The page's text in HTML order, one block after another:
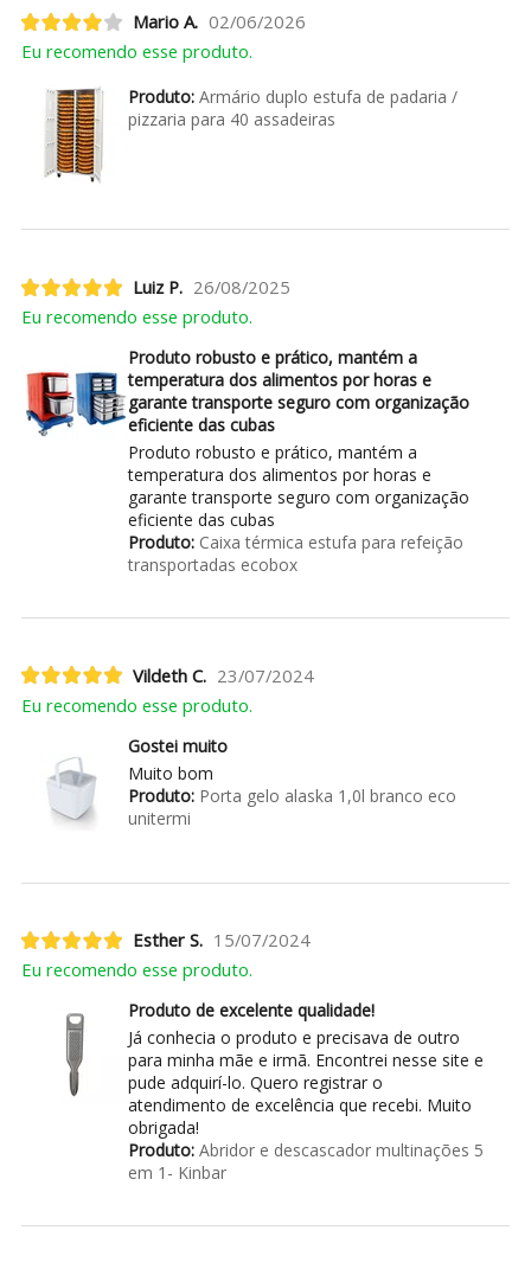
Mario A. 02/06/2026
Eu recomendo esse produto.
Produto:Armário duplo estufa de padaria /
pizzaria para 40 assadeiras
Luiz P. 26/08/2025
Eu recomendo esse produto.
Produto robusto e prático, mantém a
temperatura dos alimentos por horas e
garante transporte seguro com organização
eficiente das cubas
Produto robusto e prático, mantém a
temperatura dos alimentos por horas e
garante transporte seguro com organização
eficiente das cubas
Produto:Caixa térmica estufa para refeição
transportadas ecobox
Vildeth C. 23/07/2024
Eu recomendo esse produto.
Gostei muito
Muito bom
Produto:Porta gelo alaska 1,0l branco eco
unitermi
Esther S. 15/07/2024
Eu recomendo esse produto.
Produto de excelente qualidade!
Já conhecia o produto e precisava de outro
para minha mãe e irmã. Encontrei nesse site e
pude adquirí-lo. Quero registrar o
atendimento de excelência que recebi. Muito
obrigada!
Produto:Abridor e descascador multinações 5
em 1- Kinbar